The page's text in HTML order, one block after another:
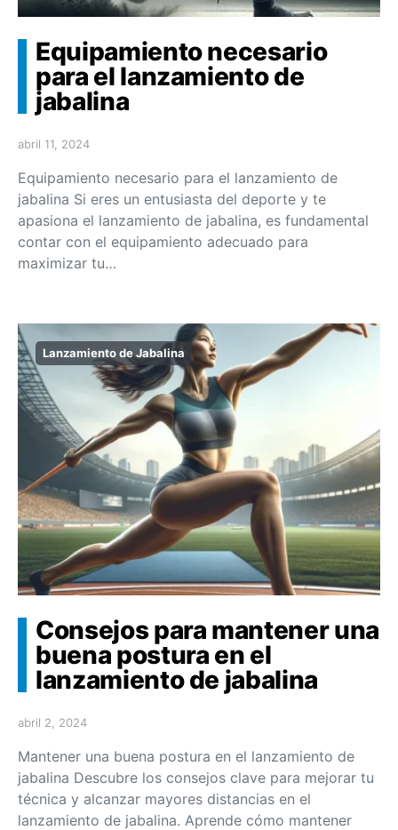
Equipamiento necesario
para el lanzamiento de
jabalina
abril 11, 2024
Equipamiento necesario para el lanzamiento de
jabalina Si eres un entusiasta del deporte y te
apasiona el lanzamiento de jabalina, es fundamental
contar con el equipamiento adecuado para
maximizar tu…
Lanzamiento de Jabalina
Consejos para mantener una
buena postura en el
lanzamiento de jabalina
abril 2, 2024
Mantener una buena postura en el lanzamiento de
jabalina Descubre los consejos clave para mejorar tu
técnica y alcanzar mayores distancias en el
lanzamiento de jabalina. Aprende cómo mantener